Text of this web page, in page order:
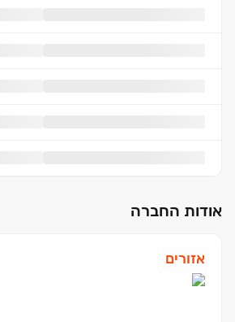
אודות החברה
אזורים